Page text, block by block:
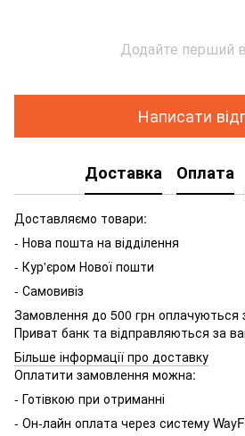
Додайте перший
Написати
Доставка Оплата
Доставляємо товари:
- Нова пошта на відділення
- Кур'єром Нової пошти
- Самовивіз
Замовлення до 500 грн оплачуються
Приват банк та відправляються за
Більше інформації про доставку
Оплатити замовлення можна:
- Готівкою при отриманні
- Он-лайн оплата через систему